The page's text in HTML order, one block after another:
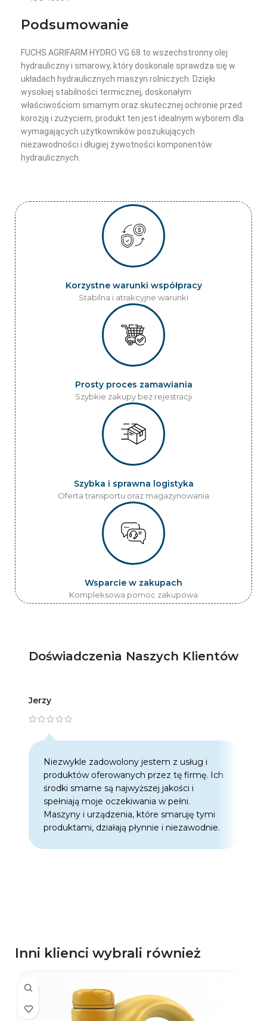
Podsumowanie
FUCHS AGRIFARM HYDRO VG 68 to wszechstronny olej
hydrauliczny i smarowy, który doskonale sprawdza się w
układach hydraulicznych maszyn rolniczych. Dzięki
wysokiej stabilności termicznej, doskonałym
właściwościom smarnym oraz skutecznej ochronie przed
korozją i zużyciem, produkt ten jest idealnym wyborem dla
wymagających użytkowników poszukujących
niezawodności i długiej żywotności komponentów
hydraulicznych.
Korzystne warunki współpracy
Stabilna i atrakcyjne warunki
Prosty proces zamawiania
Szybkie zakupy bez rejestracji
Szybka i sprawna logistyka
Oferta transportu oraz magazynowania
Wsparcie w zakupach
Kompleksowa pomoc zakupowa
Doświadczenia Naszych Klientów
Jerzy
Niezwykle zadowolony jestem z usług i
produktów oferowanych przez tę firmę. Ich
środki smarne są najwyższej jakości i
spełniają moje oczekiwania w pełni.
Maszyny i urządzenia, które smaruję tymi
produktami, działają płynnie i niezawodnie.
Inni klienci wybrali również